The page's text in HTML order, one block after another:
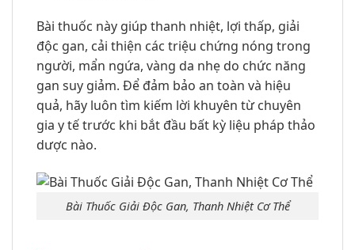
Bài thuốc này giúp thanh nhiệt, lợi thấp, giải
độc gan, cải thiện các triệu chứng nóng trong
người, mẩn ngứa, vàng da nhẹ do chức năng
gan suy giảm. Để đảm bảo an toàn và hiệu
quả, hãy luôn tìm kiếm lời khuyên từ chuyên
gia y tế trước khi bắt đầu bất kỳ liệu pháp thảo
dược nào.
Bài Thuốc Giải Độc Gan, Thanh Nhiệt Cơ Thể